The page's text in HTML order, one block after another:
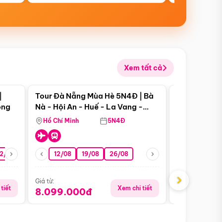
Xem tất cả
08 26/08 05/09 09/09 12/09
tiết
Điểm nổi bật
Tour Đà Nẵng Mùa Hè 5N4Đ | Bà
Nà - Hội An - Huế - La Vang -
Động Thiên Đường
Hồ Chí Minh 5N4Đ
12/08 19/08 26/08
Giá từ:
8.099.000đ Xem chi tiết
Giá từ:
›